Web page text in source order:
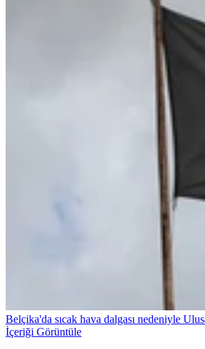
Belçika'da sıcak hava dalgası nedeniyle
İçeriği Görüntüle